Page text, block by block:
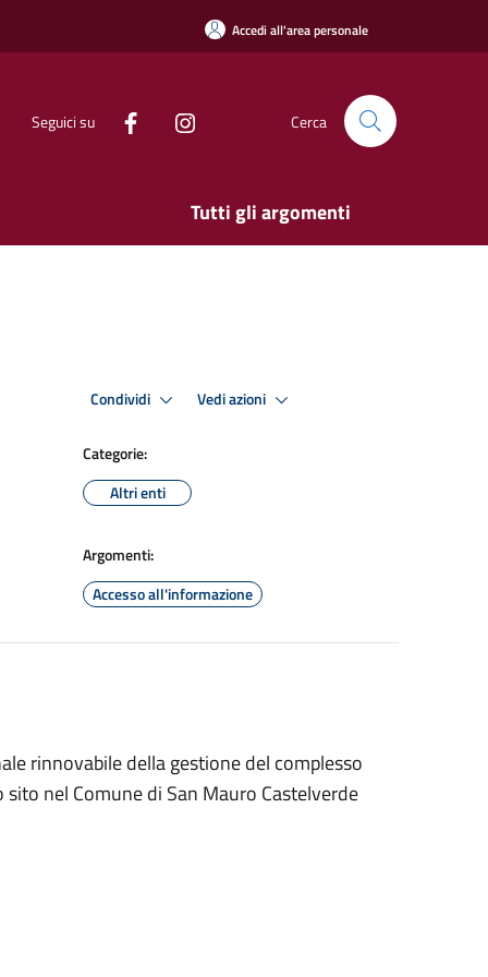
Accedi all'area personale
Seguici su Cerca
Tutti gli argomenti
Condividi Vedi azioni
Categorie:
Altri enti
Argomenti:
Accesso all'informazione
rinnovabile della gestione del complesso
nel Comune di San Mauro Castelverde